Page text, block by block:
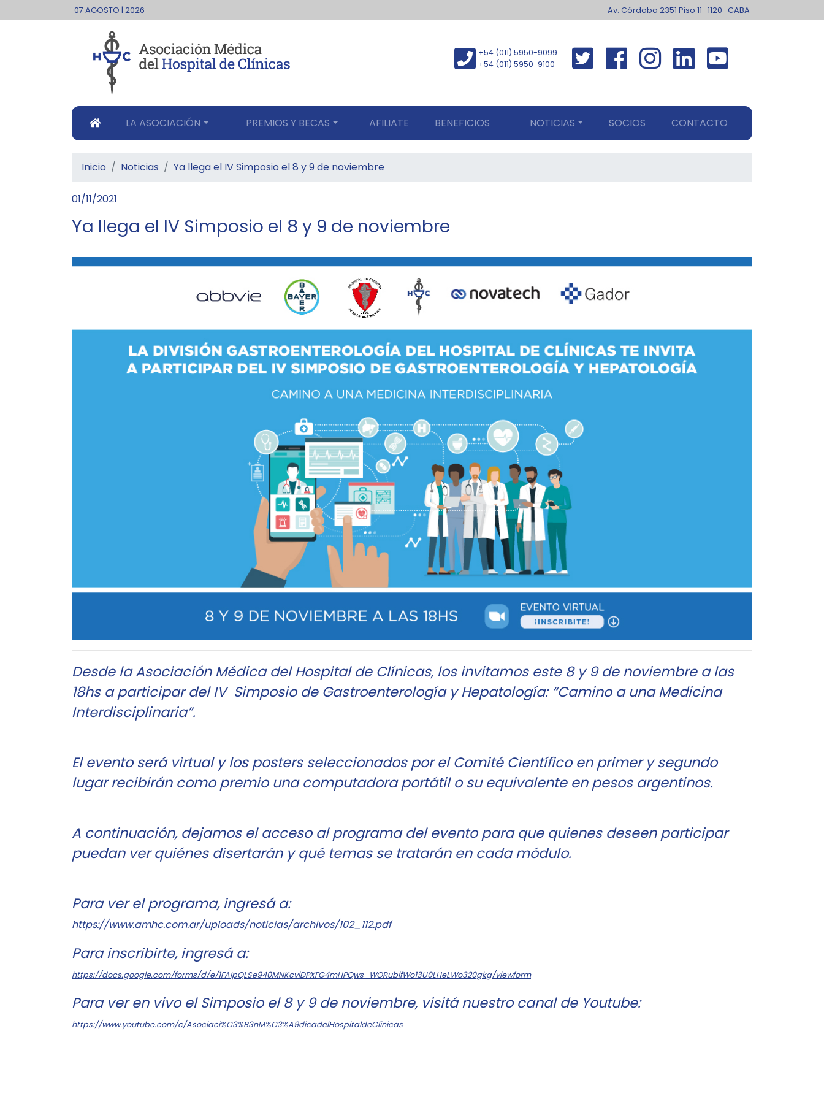
07 AGOSTO | 2026 Av. Córdoba 2351 Piso 11 · 1120 · CABA
+54 (011) 5950-9099
+54 (011) 5950-9100
LA ASOCIACIÓN PREMIOS Y BECAS AFILIATE BENEFICIOS NOTICIAS SOCIOS CONTACTO
Inicio Noticias Ya llega el IV Simposio el 8 y 9 de noviembre
01/11/2021
Ya llega el IV Simposio el 8 y 9 de noviembre
Desde la Asociación Médica del Hospital de Clínicas, los invitamos este 8 y 9 de noviembre a las
18hs a participar del IV Simposio de Gastroenterología y Hepatología: “Camino a una Medicina
Interdisciplinaria”.
El evento será virtual y los posters seleccionados por el Comité Científico en primer y segundo
lugar recibirán como premio una computadora portátil o su equivalente en pesos argentinos.
A continuación, dejamos el acceso al programa del evento para que quienes deseen participar
puedan ver quiénes disertarán y qué temas se tratarán en cada módulo.
Para ver el programa, ingresá a:
https://www.amhc.com.ar/uploads/noticias/archivos/102_112.pdf
Para inscribirte, ingresá a:
https://docs.google.com/forms/d/e/1FAIpQLSe940MNKcviDPXFG4mHPQws_WORubifWo13U0LHeLWo320gkg/viewform
Para ver en vivo el Simposio el 8 y 9 de noviembre, visitá nuestro canal de Youtube:
https://www.youtube.com/c/Asociaci%C3%B3nM%C3%A9dicadelHospitaldeClinicas